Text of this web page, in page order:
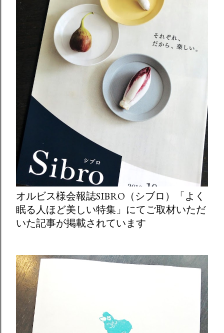
オルビス様会報誌SIBRO（シブロ）「よく
眠る人ほど美しい特集」にてご取材いただ
いた記事が掲載されています